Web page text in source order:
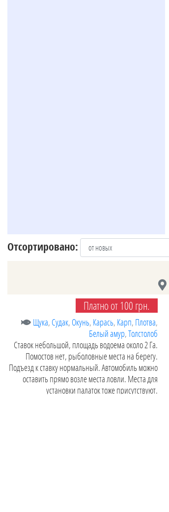
Отсортировано:
Платно от 100 грн.
Щука, Судак, Окунь, Карась, Карп, Плотва,
Белый амур,Толстолоб
Ставок небольшой, площадь водоема около 2 Га.
Помостов нет, рыболовные места на берегу.
Подъезд к ставку нормальный. Автомобиль можно
оставить прямо возле места ловли. Места для
установки палаток тоже присутствуют.